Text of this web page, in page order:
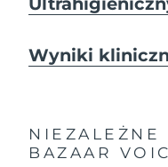
Wyniki
NIEZALEŻNE
BAZAAR